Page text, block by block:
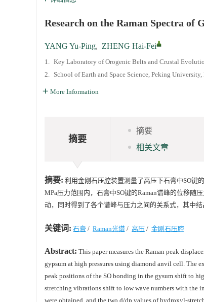
Research on the Raman Spectra of
YANG Yu-Ping, ZHENG Hai-Fei
1. Key Laboratory of Orogenic Belts and Crustal
2. School of Earth and Space Science, Peking
More Information
摘要
摘要
相关文章
摘要: 利用金刚石压腔装置测量了高压下石膏中SO键
MPa压力范围内，石膏中SO键的Raman谱峰的位移
动，同时得到了各个谱峰与压力之间的关系式，其中
关键词: 石膏 / Raman光谱 / 高压 / 金刚石压腔
Abstract: This paper measures the Raman peak
gypsum at high pressures using diamond anvil cell. The
peak positions of the SO bonding in the gysum shift to
stretching vibrations shift to low wave numbers with the
were obtained, and the two d/dp values of hydroxyl-